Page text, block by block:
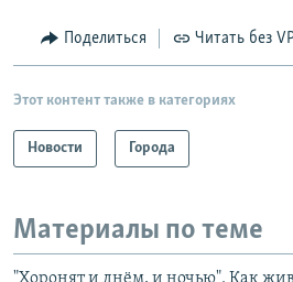
Поделиться Читать без
Этот контент также в категориях
Новости Города
Материалы по теме